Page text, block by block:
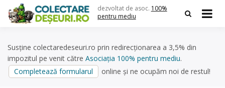
content
dezvoltat de asoc. 100%
pentru mediu
Susține colectaredeseuri.ro prin redirecționarea a 3,5% din
impozitul pe venit către Asociația 100% pentru mediu.
Completează formularul
online și ne ocupăm noi de restul!